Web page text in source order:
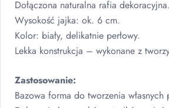
Dołączona naturalna rafia dekoracyjna.
Wysokość jajka: ok. 6 cm.
Kolor: biały, delikatnie perłowy.
Lekka konstrukcja – wykonane z
Zastosowanie:
Bazowa forma do tworzenia własnych